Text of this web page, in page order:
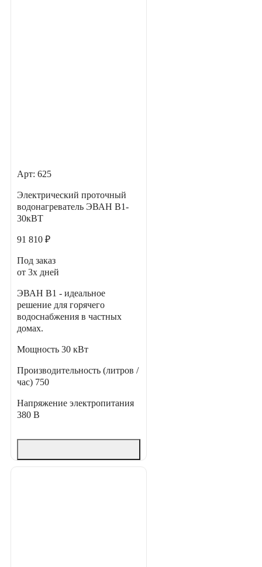
Арт: 625
Электрический проточный
водонагреватель ЭВАН В1-
30кВТ
91 810 ₽
Под заказ
от 3х дней
ЭВАН В1 - идеальное
решение для горячего
водоснабжения в частных
домах.
Мощность 30 кВт
Производительность (литров /
час) 750
Напряжение электропитания
380 В